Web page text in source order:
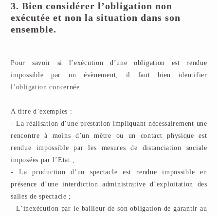
3. Bien considérer l’obligation non
exécutée et non la situation dans son
ensemble.
Pour savoir si l’exécution d’une obligation est rendue
impossible par un évènement, il faut bien identifier
l’obligation concernée.
A titre d’exemples :
- La réalisation d’une prestation impliquant nécessairement une
rencontre à moins d’un mètre ou un contact physique est
rendue impossible par les mesures de distanciation sociale
imposées par l’Etat ;
- La production d’un spectacle est rendue impossible en
présence d’une interdiction administrative d’exploitation des
salles de spectacle ;
- L’inexécution par le bailleur de son obligation de garantir au